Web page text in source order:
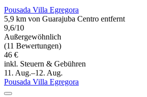
Pousada Villa Egregora
5,9 km von Guarajuba Centro entfernt
9,6/10
Außergewöhnlich
(11 Bewertungen)
46 €
inkl. Steuern & Gebühren
11. Aug.–12. Aug.
Pousada Villa Egregora